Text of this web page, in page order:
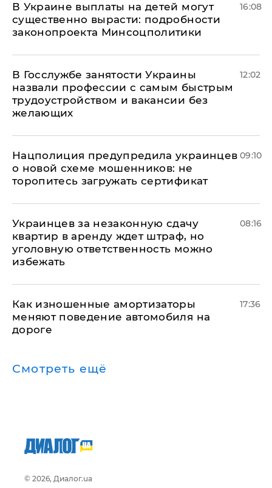
В Украине выплаты на детей могут
существенно вырасти: подробности
законопроекта Минсоцполитики
16:08
В Госслужбе занятости Украины
назвали профессии с самым быстрым
трудоустройством и вакансии без
желающих
12:02
Нацполиция предупредила украинцев
о новой схеме мошенников: не
торопитесь загружать сертификат
09:10
Украинцев за незаконную сдачу
квартир в аренду ждет штраф, но
уголовную ответственность можно
избежать
08:16
Как изношенные амортизаторы
меняют поведение автомобиля на
дороге
17:36
Смотреть ещё
© 2026, Диалог.ua